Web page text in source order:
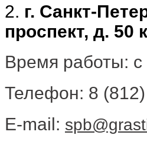
2. г. Санкт-
проспект, д. 50
Время работы:
Телефон: 8
E-mail: